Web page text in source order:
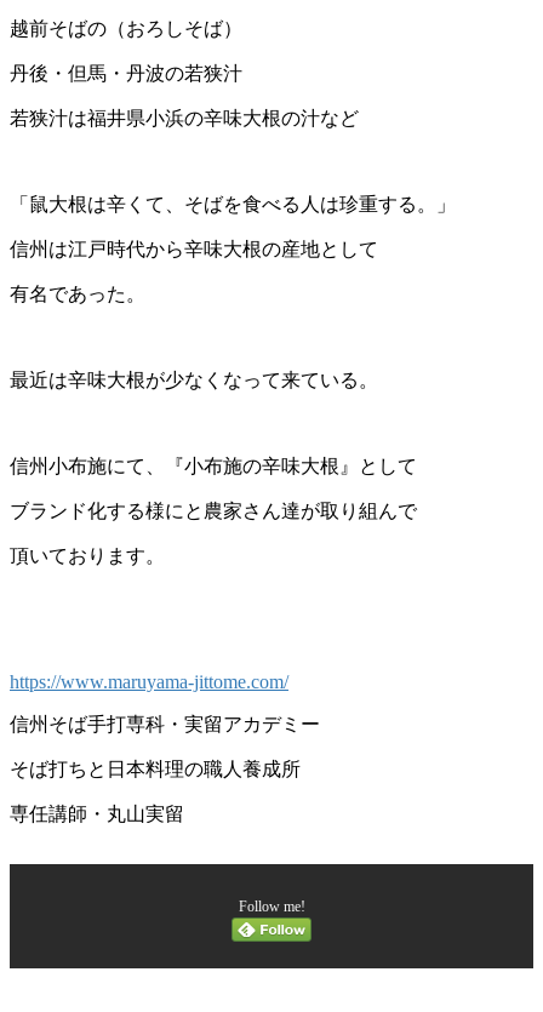
越前そばの（おろしそば）
丹後・但馬・丹波の若狭汁
若狭汁は福井県小浜の辛味大根の汁など
「鼠大根は辛くて、そばを食べる人は珍重する。」
信州は江戸時代から辛味大根の産地として
有名であった。
最近は辛味大根が少なくなって来ている。
信州小布施にて、『小布施の辛味大根』として
ブランド化する様にと農家さん達が取り組んで
頂いております。
https://www.maruyama-jittome.com/
信州そば手打専科・実留アカデミー
そば打ちと日本料理の職人養成所
専任講師・丸山実留
Follow me!